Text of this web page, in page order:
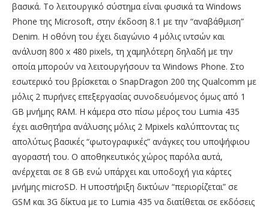
βασικά. Το λειτουργικό σύστημα είναι φυσικά τα Windows
Phone της Microsoft, στην έκδοση 8.1 με την “αναβάθμιση”
Denim. Η οθόνη του έχει διαγώνιο 4 μόλις ιντσών και
ανάλυση 800 x 480 pixels, τη χαμηλότερη δηλαδή με την
οποία μπορούν να λειτουργήσουν τα Windows Phone. Στο
εσωτερικό του βρίσκεται ο SnapDragon 200 της Qualcomm με
μόλις 2 πυρήνες επεξεργασίας συνοδευόμενος όμως από 1
GB μνήμης RAM. Η κάμερα στο πίσω μέρος του Lumia 435
έχει αισθητήρα ανάλυσης μόλις 2 Mpixels καλύπτοντας τις
απολύτως βασικές “φωτογραφικές” ανάγκες του υποψήφιου
αγοραστή του. Ο αποθηκευτικός χώρος παρόλα αυτά,
ανέρχεται σε 8 GB ενώ υπάρχει και υποδοχή για κάρτες
μνήμης microSD. Η υποστήριξη δικτύων “περιορίζεται” σε
GSM και 3G δίκτυα με το Lumia 435 να διατίθεται σε εκδόσεις